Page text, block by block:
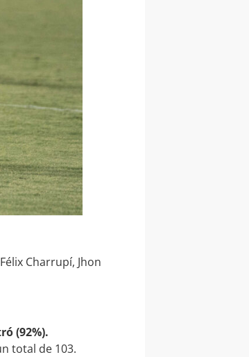
Charrupí, Jhon
(92%).
total de 103.